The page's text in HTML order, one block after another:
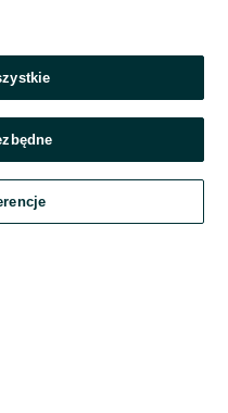
dostawców wskazanych powyżej,
w jego aktualnym brzmieniu.